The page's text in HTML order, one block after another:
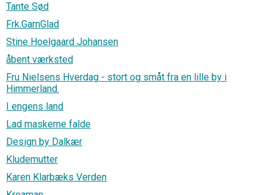
Tante Sød
Frk.GarnGlad
Stine Hoelgaard Johansen
åbent værksted
Fru Nielsens Hverdag - stort og småt fra en lille by i
Himmerland.
I engens land
Lad maskerne falde
Design by Dalkær
Kludemutter
Karen Klarbæks Verden